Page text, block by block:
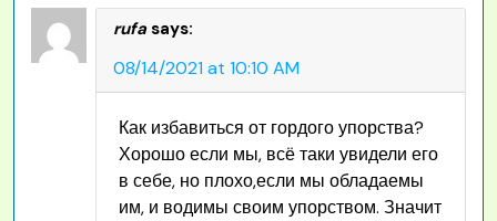
rufa says:
08/14/2021 at 10:10 AM
Как избавиться от гордого упорства?
Хорошо если мы, всё таки увидели его
в себе, но плохо,если мы обладаемы
им, и водимы своим упорством. Значит